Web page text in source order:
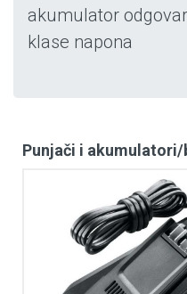
akumulator
klase napona
Punjači i